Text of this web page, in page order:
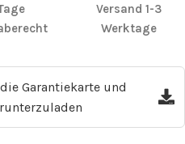
Versand 1-3
Werktage
Garantiekarte und